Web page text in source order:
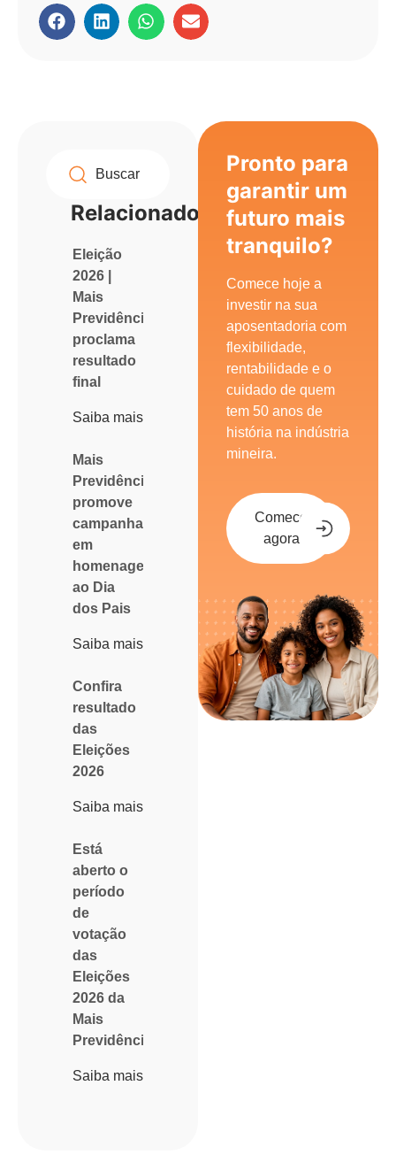
Relacionados
Eleição
2026 |
Mais
Previdência
proclama
resultado
final
Saiba mais
Mais
Previdência
promove
campanha
em
homenagem
ao Dia
dos Pais
Saiba mais
Confira
resultado
das
Eleições
2026
Saiba mais
Está
aberto o
período
de
votação
das
Eleições
2026 da
Mais
Previdência
Saiba mais
Pronto para
garantir um
futuro mais
tranquilo?
Comece hoje a
investir na sua
aposentadoria com
flexibilidade,
rentabilidade e o
cuidado de quem
tem 50 anos de
história na indústria
mineira.
Comece
agora